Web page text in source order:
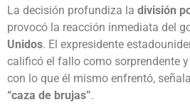
La decisión profundiza la división
provocó la reacción inmediata del
Unidos. El expresidente
calificó el fallo como sorprendente
con lo que él mismo enfrentó,
“caza de brujas”.